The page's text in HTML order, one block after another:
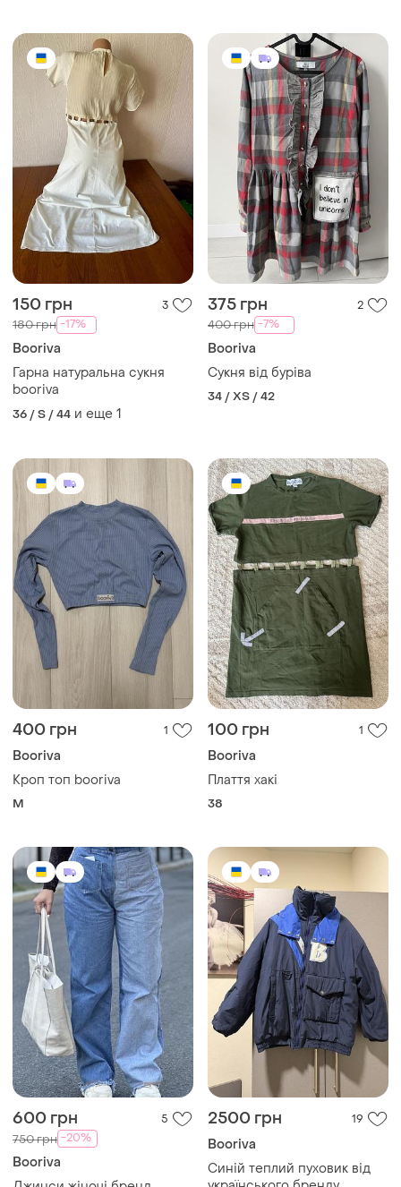
150 грн 3
180 грн -17%
Booriva
Гарна натуральна сукня
booriva
36 / S / 44 и еще 1
375 грн 2
400 грн -7%
Booriva
Сукня від буріва
34 / XS / 42
400 грн 1
Booriva
Кроп топ booriva
M
100 грн 1
Booriva
Плаття хакі
38
600 грн 5
750 грн -20%
Booriva
2500 грн 19
Booriva
Синій теплий пуховик від